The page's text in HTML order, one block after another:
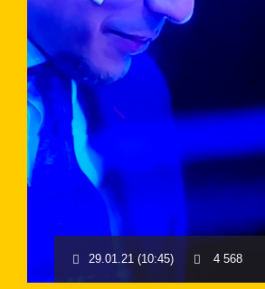
29.01.21 (10:45) 4 568